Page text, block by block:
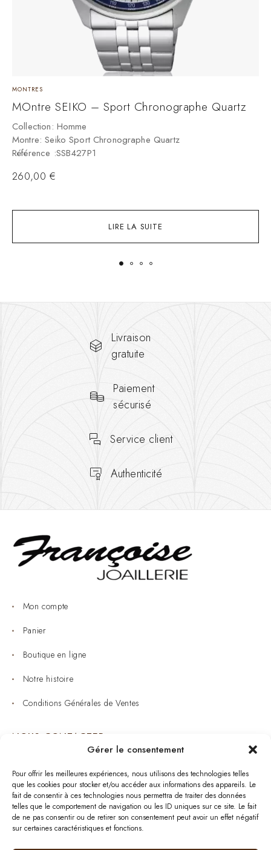
Gérer le consentement
Pour offrir les meilleures expériences, nous utilisons des technologies telles
que les cookies pour stocker et/ou accéder aux informations des appareils. Le
fait de consentir à ces technologies nous permettra de traiter des données
telles que le comportement de navigation ou les ID uniques sur ce site. Le fait
de ne pas consentir ou de retirer son consentement peut avoir un effet négatif
sur certaines caractéristiques et fonctions.
LIRE LA SUITE
MONTRES
MOntre SEIKO – Sport Chronographe Quartz
Collection: Homme
Montre: Seiko Sport Chronographe Quartz
Référence :SSB427P1
260,00 €
Livraison
gratuite
Paiement
sécurisé
Service client
Authenticité
Mon compte
Panier
Boutique en ligne
Notre histoire
Conditions Générales de Ventes
NOUS CONTACTER
Bijouterie : 05 53 53 64 11
Mardi au Samedi: 09:00 - 19:00
bijouterie.lavergne@orange.fr